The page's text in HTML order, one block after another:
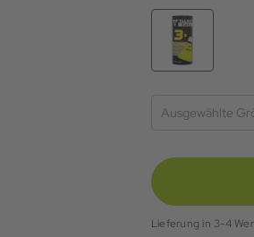
Ausgewählte
Lieferung in 3-4